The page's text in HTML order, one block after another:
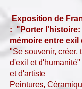
Exposition de
: "Porter l'histoire:
mémoire entre
"Se souvenir, créer,
d'exil et
et d'artiste
Peintures,